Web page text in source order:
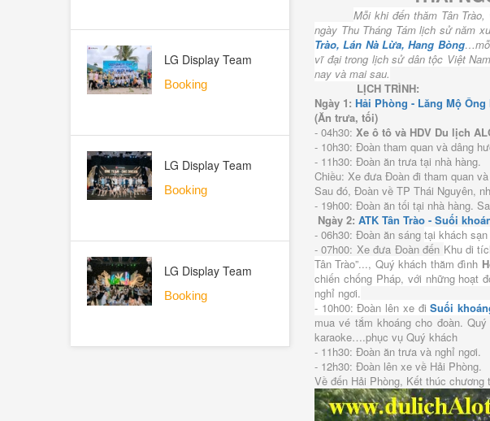
Mỗi khi đến thăm Tân
ngày Thu Tháng Tám lịch sử năm
Trào, Lán Nà Lừa, Hang Bòng
vĩ đại trong lịch sử dân tộc Việt
nay và mai sau.
LỊCH TRÌNH:
Ngày 1: Hải Phòng - Lăng Mộ Ông
(Ăn trưa, tối)
- 04h30: Xe ô tô và HDV Du lịch
- 10h30: Đoàn tham quan và dâng
- 11h30: Đoàn ăn trưa tại nhà hàng.
Chiều: Xe đưa Đoàn đi tham quan
Sau đó, Đoàn về TP Thái Nguyên,
- 19h00: Đoàn ăn tối tại nhà hàng.
Ngày 2: ATK Tân Trào - Suối
- 06h30: Đoàn ăn sáng tại khách
- 07h00: Xe đưa Đoàn đến Khu di
Tân Trào”..., Quý khách thăm đình
chiến chống Pháp, với những hoạt
nghỉ ngơi.
- 10h00: Đoàn lên xe điSuối
mua vé tắm khoáng cho đoàn.
karaoke….phục vụ Quý khách
- 11h30: Đoàn ăn trưa và nghỉ ngơi.
- 12h30: Đoàn lên xe về Hải Phòng.
Về đến Hải Phòng, Kết thúc chương
LG Display Team
OQ 21/05 - ALO TOUR
Booking
LG Display Team
OT 21/05 - ALO TOUR
Booking
LG Display Team
OQ 17/05 - ALO TOUR
Booking